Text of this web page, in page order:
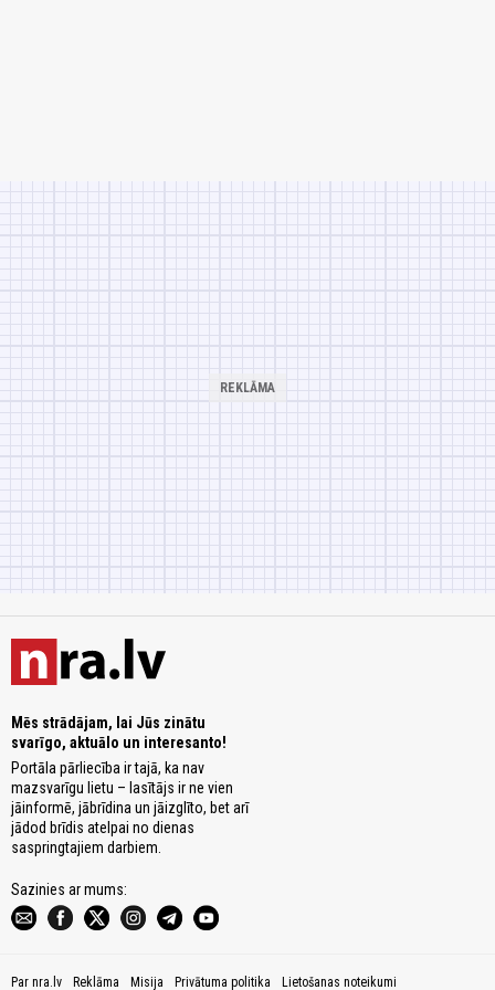
Mēs strādājam, lai Jūs zinātu
svarīgo, aktuālo un interesanto!
Portāla pārliecība ir tajā, ka nav
mazsvarīgu lietu – lasītājs ir ne vien
jāinformē, jābrīdina un jāizglīto, bet arī
jādod brīdis atelpai no dienas
saspringtajiem darbiem.
Sazinies ar mums:
Par nra.lv Reklāma Misija Privātuma politika Lietošanas noteikumi